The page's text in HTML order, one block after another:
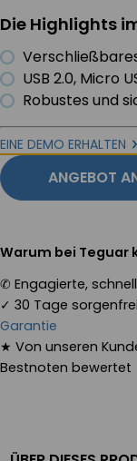
Die Highlights
USB 2.0, Micro
Robustes und
EINE DEMO ERHALTEN
ANGEBOT
Warum bei Teguar
✆ Engagierte,
✓ 30 Tage
Garantie
★ Von unseren
Bestnoten bewertet